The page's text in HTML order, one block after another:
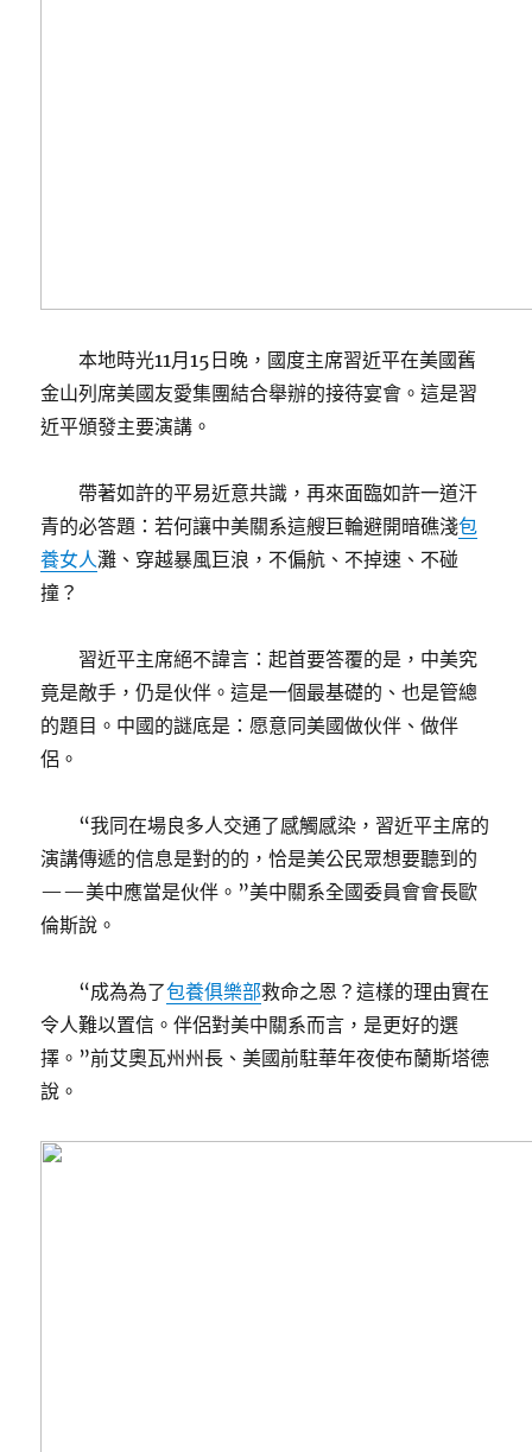
本地時光11月15日晚，國度主席習近平在美國舊
金山列席美國友愛集團結合舉辦的接待宴會。這是習
近平頒發主要演講。
帶著如許的平易近意共識，再來面臨如許一道汗
青的必答題：若何讓中美關系這艘巨輪避開暗礁淺包
養女人灘、穿越暴風巨浪，不偏航、不掉速、不碰
撞？
習近平主席絕不諱言：起首要答覆的是，中美究
竟是敵手，仍是伙伴。這是一個最基礎的、也是管總
的題目。中國的謎底是：愿意同美國做伙伴、做伴
侶。
“我同在場良多人交通了感觸感染，習近平主席的
演講傳遞的信息是對的的，恰是美公民眾想要聽到的
——美中應當是伙伴。”美中關系全國委員會會長歐
倫斯說。
“成為為了包養俱樂部救命之恩？這樣的理由實在
令人難以置信。伴侶對美中關系而言，是更好的選
擇。”前艾奧瓦州州長、美國前駐華年夜使布蘭斯塔德
說。